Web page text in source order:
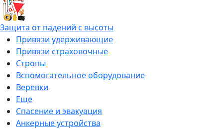
Защита от падений с высоты
Привязи удерживающие
Привязи страховочные
Стропы
Вспомогательное оборудование
Веревки
Еще
Спасение и эвакуация
Анкерные устройства